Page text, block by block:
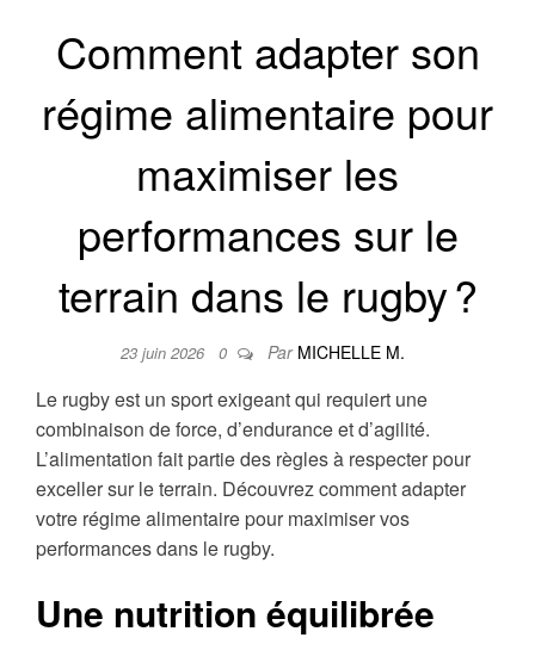
ÉVÈNEMENTS
Comment adapter son
régime alimentaire pour
maximiser les
performances sur le
terrain dans le rugby ?
23 juin 2026 0 Par MICHELLE M.
Le rugby est un sport exigeant qui requiert une
combinaison de force, d’endurance et d’agilité.
L’alimentation fait partie des règles à respecter pour
exceller sur le terrain. Découvrez comment adapter
votre régime alimentaire pour maximiser vos
performances dans le rugby.
Une nutrition équilibrée